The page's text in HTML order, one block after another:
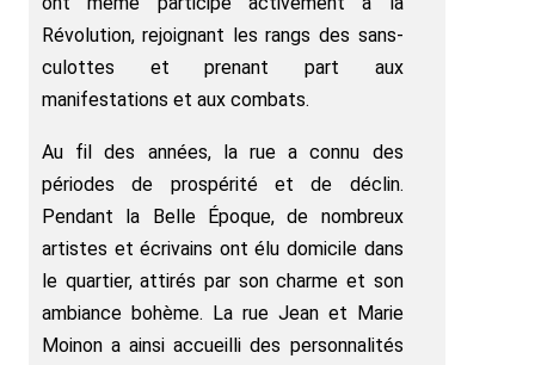
Révolution, rejoignant les rangs des sans-
culottes et prenant part aux
manifestations et aux combats.
Au fil des années, la rue a connu des
périodes de prospérité et de déclin.
Pendant la Belle Époque, de nombreux
artistes et écrivains ont élu domicile dans
le quartier, attirés par son charme et son
ambiance bohème. La rue Jean et Marie
Moinon a ainsi accueilli des personnalités